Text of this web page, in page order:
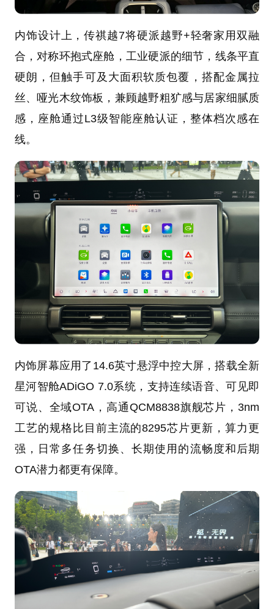
内饰设计上，传祺越7将硬派越野+轻奢家用双融
合，对称环抱式座舱，工业硬派的细节，线条平直
硬朗，但触手可及大面积软质包覆，搭配金属拉
丝、哑光木纹饰板，兼顾越野粗犷感与居家细腻质
感，座舱通过L3级智能座舱认证，整体档次感在
线。
内饰屏幕应用了14.6英寸悬浮中控大屏，搭载全新
星河智舱ADiGO 7.0系统，支持连续语音、可见即
可说、全域OTA，高通QCM8838旗舰芯片，3nm
工艺的规格比目前主流的8295芯片更新，算力更
强，日常多任务切换、长期使用的流畅度和后期
OTA潜力都更有保障。